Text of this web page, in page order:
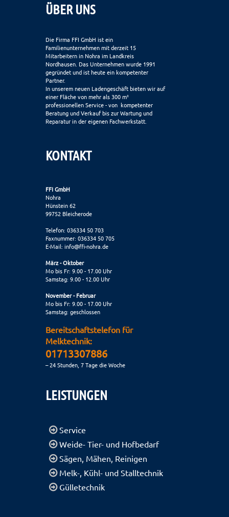
ÜBER UNS
Die Firma FFI GmbH ist ein
Familienunternehmen mit derzeit 15
Mitarbeitern in Nohra im Landkreis
Nordhausen. Das Unternehmen wurde 1991
gegründet und ist heute ein kompetenter
Partner.
In unserem neuen Ladengeschäft bieten wir auf
einer Fläche von mehr als 300 m²
professionellen Service - von kompetenter
Beratung und Verkauf bis zur Wartung und
Reparatur in der eigenen Fachwerkstatt.
KONTAKT
FFI GmbH
Nohra
Hünstein 62
99752 Bleicherode
Telefon: 036334 50 703
Faxnummer: 036334 50 705
E-Mail: info@ffi-nohra.de
März - Oktober
Mo bis Fr: 9.00 - 17.00 Uhr
Samstag: 9.00 - 12.00 Uhr
November - Februar
Mo bis Fr: 9.00 - 17.00 Uhr
Samstag: geschlossen
Bereitschaftstelefon für
Melktechnik:
01713307886
– 24 Stunden, 7 Tage die Woche
LEISTUNGEN
Service
Weide- Tier- und Hofbedarf
Sägen, Mähen, Reinigen
Melk-, Kühl- und Stalltechnik
Gülletechnik